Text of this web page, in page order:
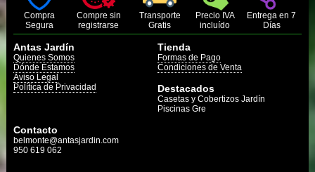
Compra
Segura
Compre sin
registrarse
Transporte
Gratis
Precio IVA
incluído
Entrega en 7
Días
Antas Jardín
Quienes Somos
Dónde Estamos
Aviso Legal
Política de Privacidad
Tienda
Formas de Pago
Condiciones de Venta
Destacados
Casetas y Cobertizos Jardín
Piscinas Gre
Contacto
belmonte@antasjardin.com
950 619 062